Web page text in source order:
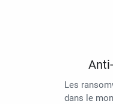
Les
dans le